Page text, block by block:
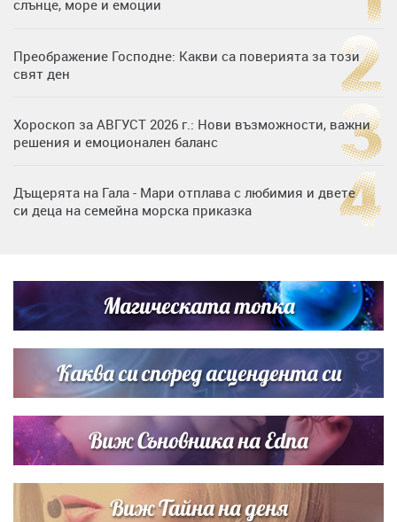
слънце, море и емоции
Преображение Господне: Какви са поверията за този
свят ден
Хороскоп за АВГУСТ 2026 г.: Нови възможности, важни
решения и емоционален баланс
Дъщерята на Гала - Мари отплава с любимия и двете
си деца на семейна морска приказка
Братя Аргирови я изненадаха с песен
„Тук сме най-щастливи“: Радина Кърджилова и Пламен
Димов издадоха своето любимо място
Магическата топка
Каква си според асцендента си
Виж Съновника на Edna
Виж Тайна на деня